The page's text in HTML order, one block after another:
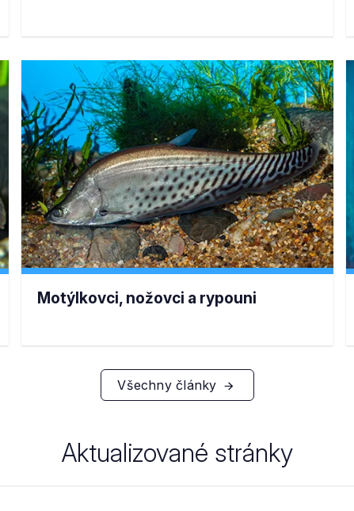
Motýlkovci, nožovci a rypouni
Všechny články
Aktualizované stránky